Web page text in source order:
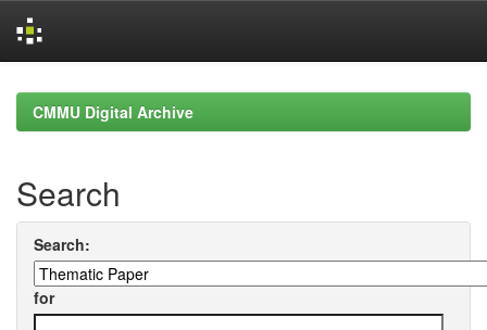
navigationCMMU Digital Archive
Search
Search:
for